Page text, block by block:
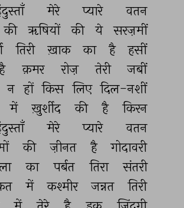
मेरे प्यारे
वतन
की ऋषियों की ये
सरज़मीं
तिरी ख़ाक का है
हसीं
क़मर रोज़ तेरी
जबीं
न हों किस लिए दिल-नशीं
में ख़ुर्शीद की है
किरन
मेरे प्यारे
वतन
की ज़ीनत है
गोदावरी
का पर्बत तिरा
संतरी
में कश्मीर जन्नत
तिरी